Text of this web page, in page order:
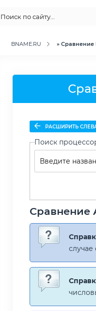
BNAME.RU » Сравнение
РАСШИРИТЬ
Поиск
Сравнение